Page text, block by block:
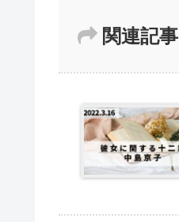
関連記事